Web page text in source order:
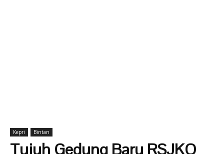
Kepri Bintan
Tujuh Gedung Baru RSJKO